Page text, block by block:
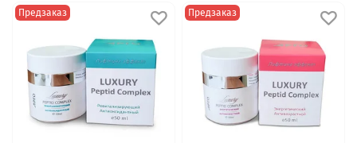
Предзаказ Предзаказ